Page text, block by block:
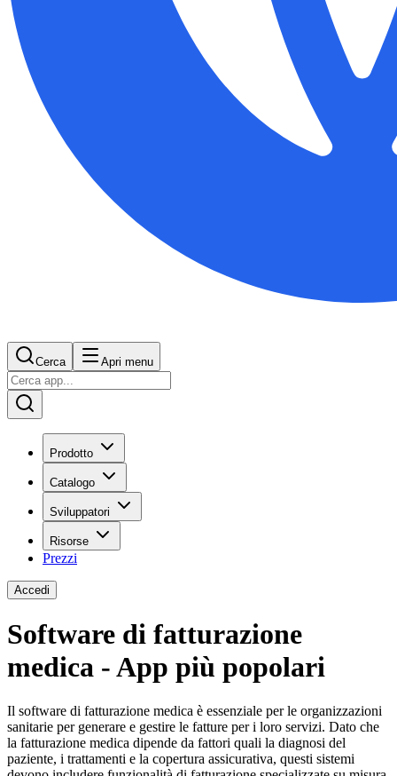
Cerca Apri menu
Prodotto
Catalogo
Sviluppatori
Risorse
Prezzi
Accedi
Software di fatturazione
medica - App più popolari
Il software di fatturazione medica è essenziale per le organizzazioni
sanitarie per generare e gestire le fatture per i loro servizi. Dato che
la fatturazione medica dipende da fattori quali la diagnosi del
paziente, i trattamenti e la copertura assicurativa, questi sistemi